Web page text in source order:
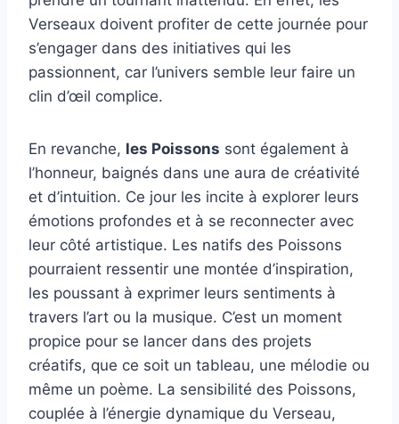
Verseaux doivent profiter de cette journée pour
s’engager dans des initiatives qui les
passionnent, car l’univers semble leur faire un
clin d’œil complice.
En revanche, les Poissons sont également à
l’honneur, baignés dans une aura de créativité
et d’intuition. Ce jour les incite à explorer leurs
émotions profondes et à se reconnecter avec
leur côté artistique. Les natifs des Poissons
pourraient ressentir une montée d’inspiration,
les poussant à exprimer leurs sentiments à
travers l’art ou la musique. C’est un moment
propice pour se lancer dans des projets
créatifs, que ce soit un tableau, une mélodie ou
même un poème. La sensibilité des Poissons,
couplée à l’énergie dynamique du Verseau,